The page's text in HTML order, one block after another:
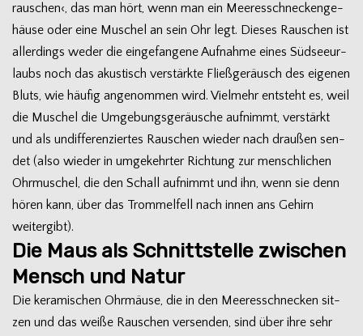
rau­schen‹, das man hört, wenn man ein Mee­res­schne­cken­ge­
häuse oder eine Muschel an sein Ohr legt. Die­ses Rau­schen ist
aller­dings weder die ein­ge­fan­gene Auf­nahme eines Süd­see­ur­
laubs noch das akus­tisch ver­stärkte Fließ­ge­räusch des eige­nen
Bluts, wie häu­fig ange­nom­men wird. Viel­mehr ent­steht es, weil
die Muschel die Umge­bungs­ge­räu­sche auf­nimmt, ver­stärkt
und als undif­fe­ren­zier­tes Rau­schen wie­der nach drau­ßen sen­
det (also wie­der in umge­kehr­ter Rich­tung zur mensch­li­chen
Ohr­mu­schel, die den Schall auf­nimmt und ihn, wenn sie denn
hören kann, über das Trom­mel­fell nach innen ans Gehirn
weitergibt).
Die Maus als Schnittstelle zwischen
Mensch und Natur
Die kera­mi­schen Ohr­mäuse, die in den Mee­res­schne­cken sit­
zen und das weiße Rau­schen ver­sen­den, sind über ihre sehr